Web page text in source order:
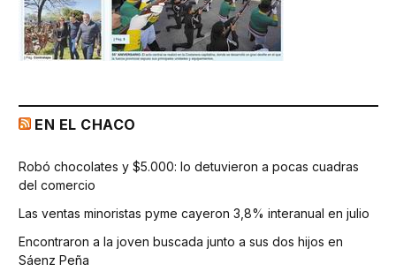
EN EL CHACO
Robó chocolates y $5.000: lo detuvieron a pocas cuadras
del comercio
Las ventas minoristas pyme cayeron 3,8% interanual en julio
Encontraron a la joven buscada junto a sus dos hijos en
Sáenz Peña